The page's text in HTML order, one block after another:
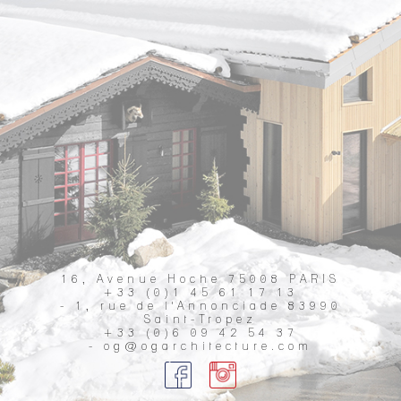
16, Avenue Hoche 75008 PARIS
+33 (0)1 45 61 17 13
- 1, rue de l'Annonciade 83990
Saint-Tropez
+33 (0)6 09 42 54 37
- og@ogarchitecture.com